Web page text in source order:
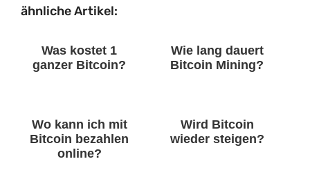
ähnliche Artikel:
Was kostet 1
ganzer Bitcoin?
Wie lang dauert
Bitcoin Mining?
Wo kann ich mit
Bitcoin bezahlen
online?
Wird Bitcoin
wieder steigen?